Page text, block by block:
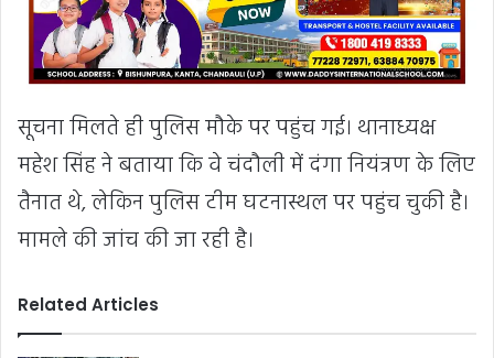
सूचना मिलते ही पुलिस मौके पर पहुंच गई। थानाध्यक्ष
महेश सिंह ने बताया कि वे चंदौली में दंगा नियंत्रण के लिए
तैनात थे, लेकिन पुलिस टीम घटनास्थल पर पहुंच चुकी है।
मामले की जांच की जा रही है।
Related Articles